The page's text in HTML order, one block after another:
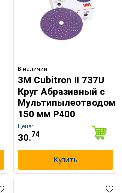
В наличии
3M Cubitron II 737U
Круг Абразивный c
Мультипылеотводом
150 мм Р400
Цена:
30.74
Купить